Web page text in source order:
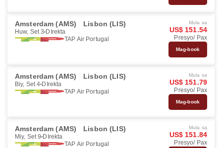
Amsterdam (AMS) Lisbon (LIS)
Huw, Set 3 DIrekta
TAP Air Portugal
Mula sa
US$ 151.54
Presyo/ Pax
Mag-book
Amsterdam (AMS) Lisbon (LIS)
Biy, Set 4 DIrekta
TAP Air Portugal
Mula sa
US$ 151.79
Presyo/ Pax
Mag-book
Amsterdam (AMS) Lisbon (LIS)
Miy, Set 9 DIrekta
TAP Air Portugal
Mula sa
US$ 151.84
Presyo/ Pax